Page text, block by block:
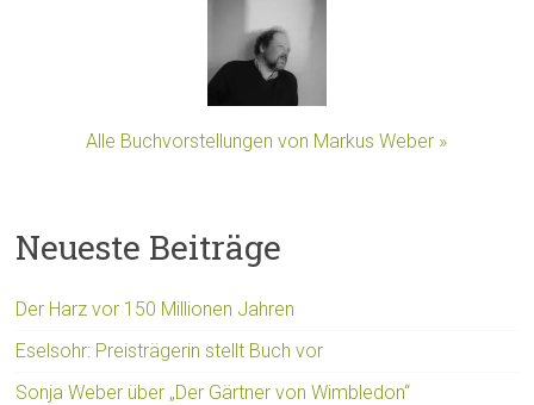
Alle Buchvorstellungen von Markus Weber »
Neueste Beiträge
Der Harz vor 150 Millionen Jahren
Eselsohr: Preisträgerin stellt Buch vor
Sonja Weber über „Der Gärtner von Wimbledon“